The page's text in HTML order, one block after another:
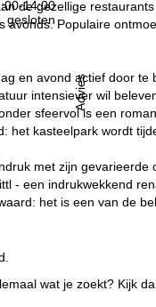
14:00
gesloten
Advies
de gezellige
avonds. Populaire
en avond actief door
intensiever wil
sfeervol is een
het kasteelpark wordt
met zijn
- een indrukwekkend
het is een van de
wat je zoekt? Kijk